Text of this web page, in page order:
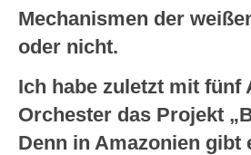
Mechanismen der
oder nicht.
Ich habe zuletzt mit fünf
Orchester das Projekt
Denn in Amazonien